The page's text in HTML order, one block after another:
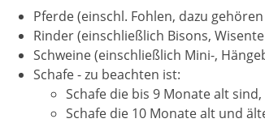
Pferde (einschl. Fohlen, dazu
Rinder(einschließlich Bisons,
Schweine(einschließlich Mini-,
Schafe - zu beachten ist:
Schafe die bis 9 Monate alt
Schafe die 10 Monate alt und